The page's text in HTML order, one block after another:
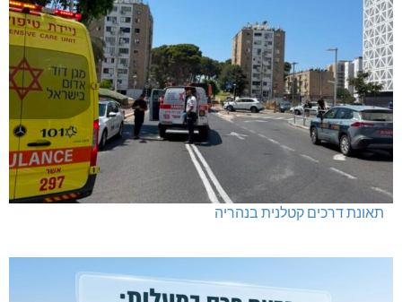
תאונת דרכים קטלנית בנהריה